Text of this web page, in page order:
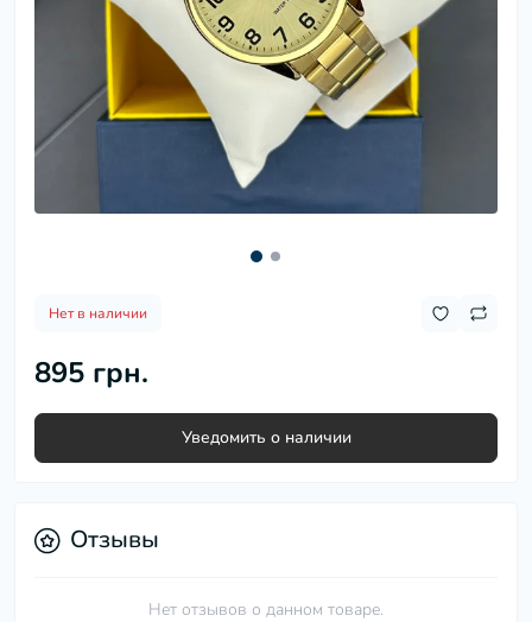
Нет в наличии
895 грн.
Уведомить о наличии
Отзывы
Нет отзывов о данном товаре.